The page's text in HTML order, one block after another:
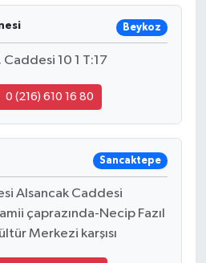
Beykoz
10 1 T:17
0 (216) 610 16 80
Sancaktepe
Alsancak Caddesi
çaprazında-Necip Fazıl
Merkezi karşısı